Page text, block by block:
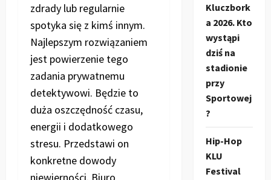
zdrady lub regularnie
spotyka się z kimś innym.
Najlepszym rozwiązaniem
jest powierzenie tego
zadania prywatnemu
detektywowi. Będzie to
duża oszczędność czasu,
energii i dodatkowego
stresu. Przedstawi on
konkretne dowody
niewierności. Biuro
Kluczbork
a 2026. Kto
wystąpi
dziś na
stadionie
przy
Sportowej
?
Hip-Hop
KLU
Festival